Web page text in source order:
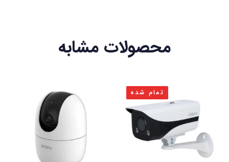
محصولات مشابه
تمام شده